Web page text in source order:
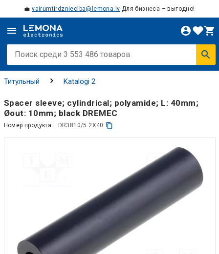
💼vairumtirdznieciba@lemona.lv Для бизнеса – выгодно!
Титульный Katalogi 2
Spacer sleeve; cylindrical; polyamide; L: 40mm;
Øout: 10mm; black DREMEC
Номер продукта: DR3810/5.2X40